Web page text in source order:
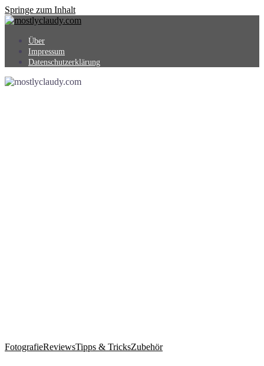
Springe zum Inhalt
Über
Impressum
Datenschutzerklärung
FotografieReviewsTipps & TricksZubehör